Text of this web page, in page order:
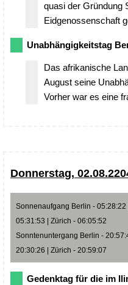
quasi der Gründung
Eidgenossenschaft
Unabhängigkeitstag
Das afrikanische
August seine
Vorher war es eine
Donnerstag,
Sonnenaufgang Berlin -
05:31:53 | Zürich - 06:05:52
Sonntenuntergang Berlin -
20:30:26 | Zürich - 20:59:07
Gedenktag für die im